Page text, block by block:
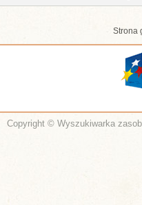
Strona
Copyright © Wyszukiwarka